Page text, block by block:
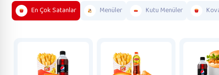
En Çok Satanlar Menüler Kutu Menüler